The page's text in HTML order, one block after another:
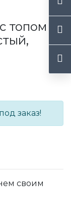
топом
заказ!
своим